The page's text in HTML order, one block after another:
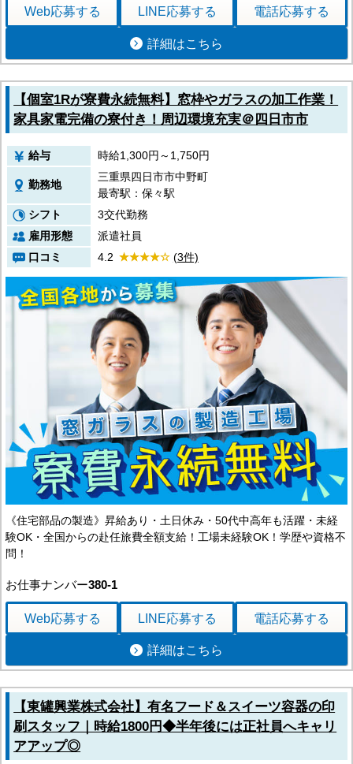
Web応募する LINE応募する 電話応募する
詳細はこちら
【個室1Rが寮費永続無料】窓枠やガラスの加工作業！
家具家電完備の寮付き！周辺環境充実＠四日市市
給与 時給1,300円～1,750円
勤務地
三重県四日市市中野町
最寄駅：保々駅
シフト
3交代勤務
雇用形態
派遣社員
口コミ
4.2 (3件)
《住宅部品の製造》昇給あり・土日休み・50代中高年も活躍・未経
験OK・全国からの赴任旅費全額支給！工場未経験OK！学歴や資格不
問！
お仕事ナンバー380-1
Web応募する LINE応募する 電話応募する
詳細はこちら
【東罐興業株式会社】有名フード＆スイーツ容器の印
刷スタッフ｜時給1800円◆半年後には正社員へキャリ
アアップ◎